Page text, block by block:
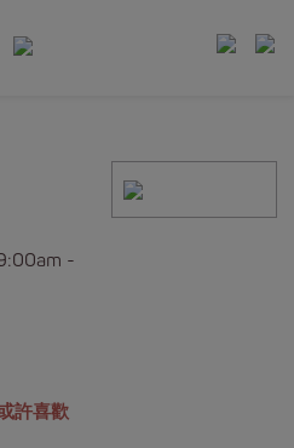
-
許喜歡